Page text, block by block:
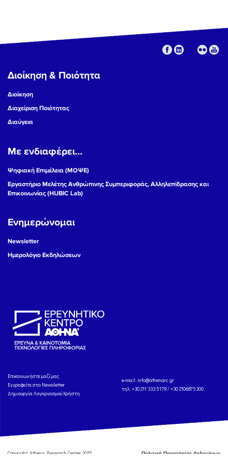
Διοίκηση & Ποιότητα
Διοίκηση
Διαχείριση Ποιότητας
Διαύγεια
Με ενδιαφέρει...
Ψηφιακή Επιμέλεια (ΜΟΨΕ)
Εργαστήριο Μελέτης Ανθρώπινης Συμπεριφοράς, Αλληλεπίδρασης και
Επικοινωνίας (HUBIC Lab)
Ενημερώνομαι
Newsletter
Ημερολόγιο Εκδηλώσεων
Eπικοινωνήστε μαζί μας
Εγγραφείτε στο Newsletter
Δημιουργία Λογαριασμού Χρήστη
e-mail: info@athenarc.gr
τηλ. +30 211 333 5179 / +30 2106875300
Copyright: Athena Research Center, 2025 Πολιτική Προστασίας Δεδομένων